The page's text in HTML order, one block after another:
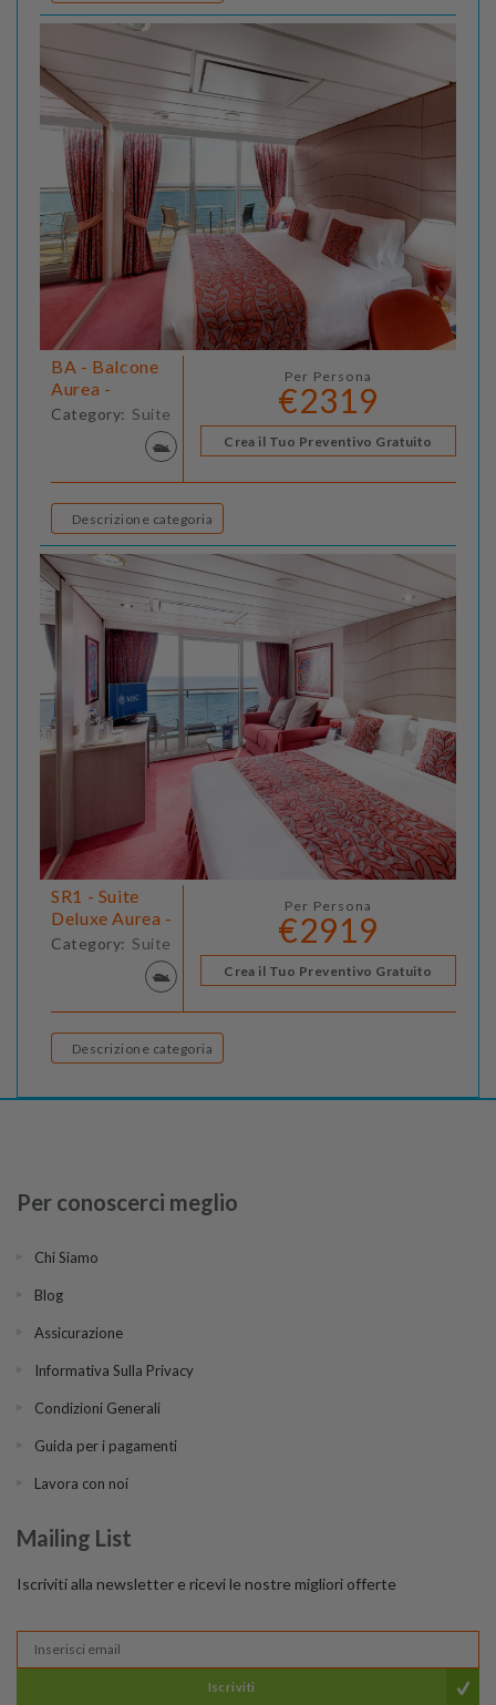
BA - Balcone
Aurea -
Category: Suite
Per Persona
€2319
Crea il Tuo Preventivo Gratuito
Descrizione categoria
SR1 - Suite
Deluxe Aurea -
Category: Suite
Per Persona
€2919
Crea il Tuo Preventivo Gratuito
Descrizione categoria
Per conoscerci meglio
Chi Siamo
Blog
Assicurazione
Informativa Sulla Privacy
Condizioni Generali
Guida per i pagamenti
Lavora con noi
Mailing List
Iscriviti alla newsletter e ricevi le nostre migliori offerte
Iscriviti